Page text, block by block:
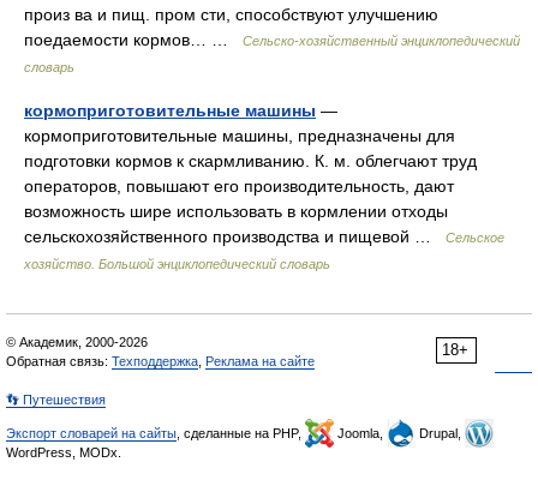
произ ва и пищ. пром сти, способствуют улучшению
поедаемости кормов… …
Сельско-хозяйственный энциклопедический
словарь
кормоприготовительные машины —
кормоприготовительные машины, предназначены для
подготовки кормов к скармливанию. К. м. облегчают труд
операторов, повышают его производительность, дают
возможность шире использовать в кормлении отходы
сельскохозяйственного производства и пищевой …
Сельское
хозяйство. Большой энциклопедический словарь
18+
© Академик, 2000-2026
Обратная связь: Техподдержка Реклама на сайте
👣 Путешествия
Экспорт словарей на сайты , сделанные на PHP, Joomla,
Drupal,
WordPress, MODx.